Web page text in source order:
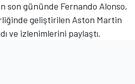
son gününde Fernando Alonso,
geliştirilen Aston Martin
ve izlenimlerini paylaştı.